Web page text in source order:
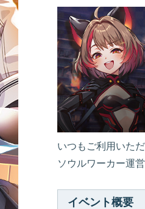
いつもご利用いた
ソウルワーカー運
イベント概要